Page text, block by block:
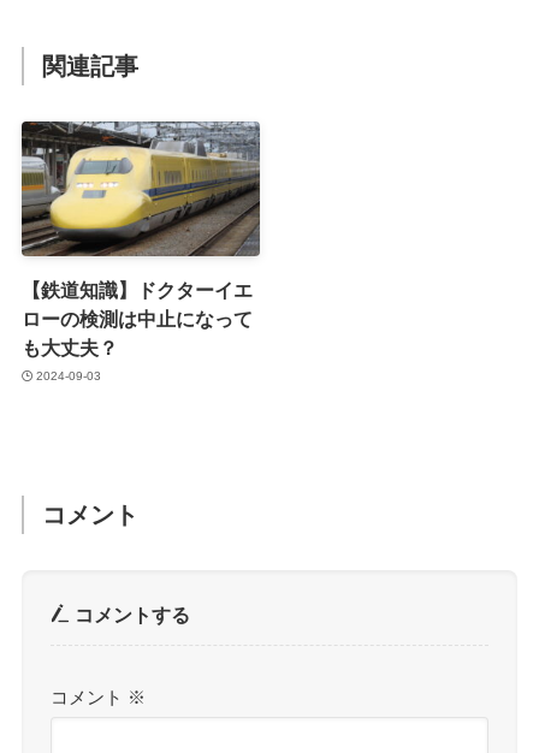
関連記事
【鉄道知識】ドクターイエ
ローの検測は中止になって
も大丈夫？
2024-09-03
コメント
コメントする
コメント ※